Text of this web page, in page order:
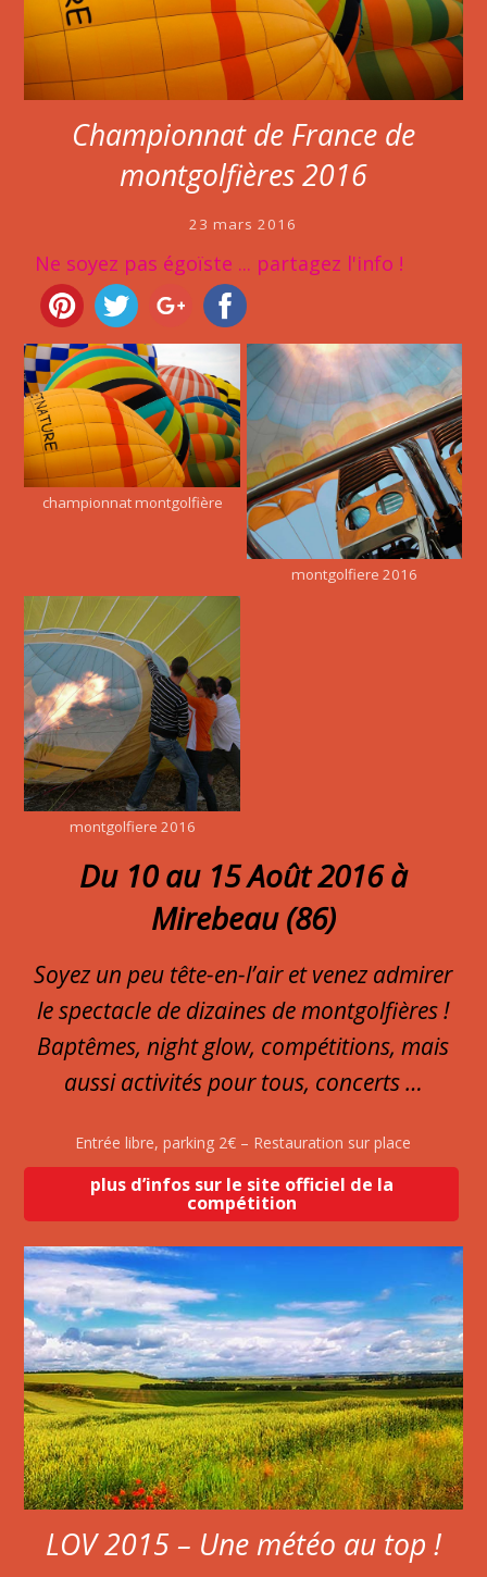
Championnat de France de
montgolfières 2016
23 mars 2016
Ne soyez pas égoïste ... partagez l'info !
championnat montgolfière
montgolfiere 2016
montgolfiere 2016
Du 10 au 15 Août 2016 à
Mirebeau (86)
Soyez un peu tête-en-l’air et venez admirer
le spectacle de dizaines de montgolfières !
Baptêmes, night glow, compétitions, mais
aussi activités pour tous, concerts …
Entrée libre, parking 2€ – Restauration sur place
plus d’infos sur le site officiel de la
compétition
LOV 2015 – Une météo au top !